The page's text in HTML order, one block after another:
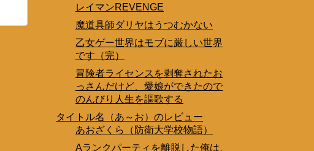
レイマンREVENGE
魔道具師ダリヤはうつむかない
乙女ゲー世界はモブに厳しい世界
です（完）
冒険者ライセンスを剥奪されたお
っさんだけど、愛娘ができたので
のんびり人生を謳歌する
タイトル名（あ～お）のレビュー
あおざくら（防衛大学校物語）
Aランクパーティを離脱した俺は、